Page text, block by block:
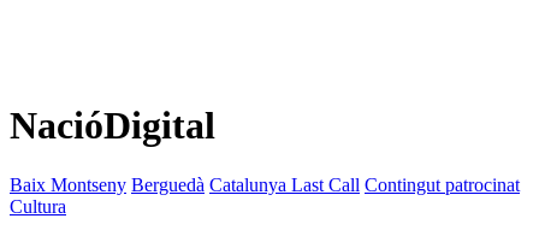
NacióDigital
Baix Montseny Berguedà Catalunya Last Call Contingut patrocinat
Cultura